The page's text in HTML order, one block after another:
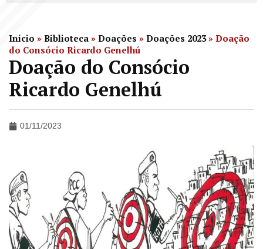
Início » Biblioteca » Doações » Doações 2023» Doação
do Consócio Ricardo Genelhú
Doação do Consócio
Ricardo Genelhú
01/11/2023